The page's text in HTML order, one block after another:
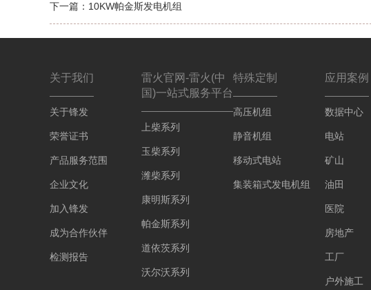
下一篇： 10KW帕金斯发电机组
关于我们
关于锋发
荣誉证书
产品服务范围
企业文化
加入锋发
成为合作伙伴
检测报告
雷火官网-雷火(中
国)一站式服务平台
上柴系列
玉柴系列
潍柴系列
康明斯系列
帕金斯系列
道依茨系列
沃尔沃系列
特殊定制
高压机组
静音机组
移动式电站
集装箱式发电机组
应用案例
数据中心
电站
矿山
油田
医院
房地产
工厂
户外施工